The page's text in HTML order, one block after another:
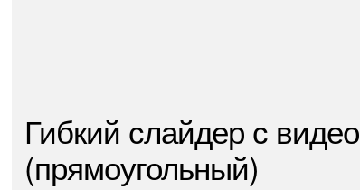
Гибкий слайдер с видео
(прямоугольный)